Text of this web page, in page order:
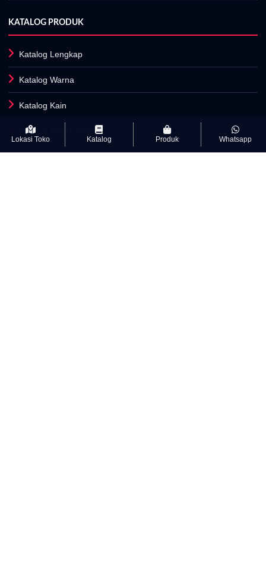
KATALOG PRODUK
Katalog Lengkap
Katalog Warna
Katalog Kain
Katalog Plastik OPP
Lokasi Toko Katalog Produk Whatsapp